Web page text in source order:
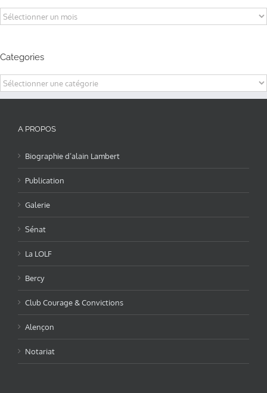
Archives
Categories
Categories
A PROPOS
Biographie d’alain Lambert
Publication
Galerie
Sénat
La LOLF
Bercy
Club Courage & Convictions
Alençon
Notariat